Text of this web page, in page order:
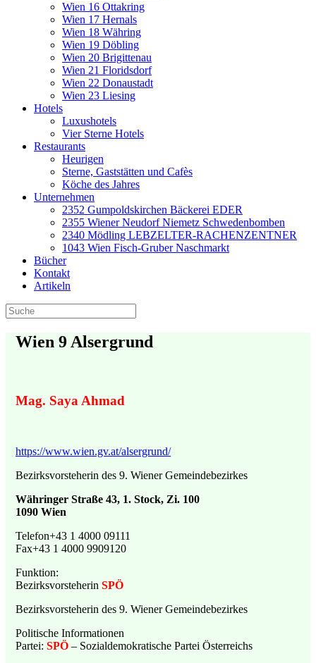
Wien 16 Ottakring
Wien 17 Hernals
Wien 18 Währing
Wien 19 Döbling
Wien 20 Brigittenau
Wien 21 Floridsdorf
Wien 22 Donaustadt
Wien 23 Liesing
Hotels
Luxushotels
Vier Sterne Hotels
Restaurants
Heurigen
Sterne, Gaststätten und Cafès
Köche des Jahres
Unternehmen
2352 Gumpoldskirchen Bäckerei EDER
2355 Wiener Neudorf Niemetz Schwedenbomben
2340 Mödling LEBZELTER-RACHENZENTNER
1043 Wien Fisch-Gruber Naschmarkt
Bücher
Kontakt
Artikeln
Wien 9 Alsergrund
Mag. Saya Ahmad
https://www.wien.gv.at/alsergrund/
Bezirksvorsteherin des 9. Wiener Gemeindebezirkes
Währinger Straße 43, 1. Stock, Zi. 100
1090 Wien
Telefon+43 1 4000 09111
Fax+43 1 4000 9909120
Funktion:
Bezirksvorsteherin SPÖ
Bezirksvorsteherin des 9. Wiener Gemeindebezirkes
Politische Informationen
Partei: SPÖ – Sozialdemokratische Partei Österreichs